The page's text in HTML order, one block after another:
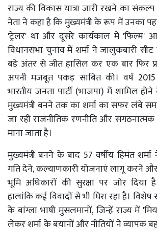
राज्य की विकास यात्रा जारी रखने का
नेता ने कहा है कि मुख्यमंत्री के रूप में उनका
'ट्रेलर' था और दूसरे कार्यकाल में 'फिल्म'
विधानसभा चुनाव में शर्मा ने जालुकबारी
बड़े अंतर से जीत हासिल कर एक बार फिर
अपनी मजबूत पकड़ साबित की। वर्ष
भारतीय जनता पार्टी (भाजपा) में शामिल
मुख्यमंत्री बनने तक का शर्मा का सफर लंबे
जा रही राजनीतिक रणनीति और
माना जाता है।
मुख्यमंत्री बनने के बाद 57 वर्षीय हिमंत
गति देने, कल्याणकारी योजनाएं लागू करने
भूमि अधिकारों की सुरक्षा पर जोर दिया
हालांकि कई विवादों से भी घिरा रहा है।
के बांग्ला भाषी मुसलमानों, जिन्हें राज्य में
लेकर शर्मा के बयानों और नीतियों ने व्यापक